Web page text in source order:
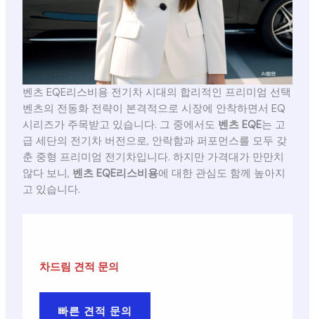
벤츠 EQE리스비용 전기차 시대의 합리적인 프리미엄 선택
벤츠의 전동화 전략이 본격적으로 시장에 안착하면서 EQ
시리즈가 주목받고 있습니다. 그 중에서도 벤츠 EQE는 고
급 세단의 전기차 버전으로, 안락함과 퍼포먼스를 모두 갖
춘 중형 프리미엄 전기차입니다. 하지만 가격대가 만만치
않다 보니, 벤츠 EQE리스비용에 대한 관심도 함께 높아지
고 있습니다.
차드림 견적 문의
빠른 견적 문의